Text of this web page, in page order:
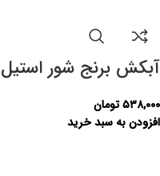
آبکش برنج شور
۵۳۸,۰۰۰تومان
افزودن به سبد خرید